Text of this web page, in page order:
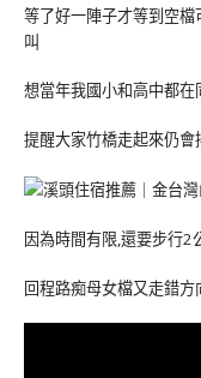
等了好一陣子才等到空
叫
想當年我國小和高中都在
提醒大家竹橋走起來仍
因為時間有限,還要步行2
回程路痴母女檔又走錯